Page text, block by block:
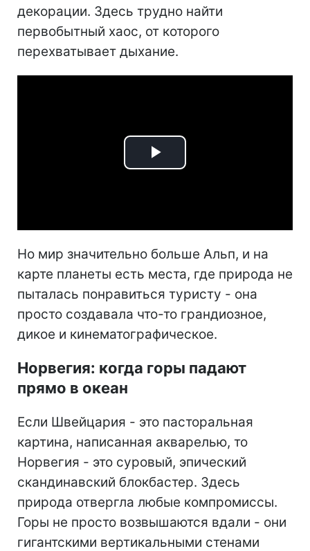
декорации. Здесь трудно найти
первобытный хаос, от которого
перехватывает дыхание.
Play
Но мир значительно больше Альп, и на
карте планеты есть места, где природа не
пыталась понравиться туристу - она
просто создавала что-то грандиозное,
дикое и кинематографическое.
Норвегия: когда горы падают
прямо в океан
Если Швейцария - это пасторальная
картина, написанная акварелью, то
Норвегия - это суровый, эпический
скандинавский блокбастер. Здесь
природа отвергла любые компромиссы.
Горы не просто возвышаются вдали - они
гигантскими вертикальными стенами